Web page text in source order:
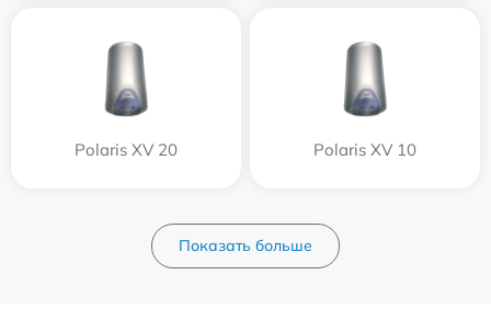
Polaris XV 20 Polaris XV 10
Показать больше